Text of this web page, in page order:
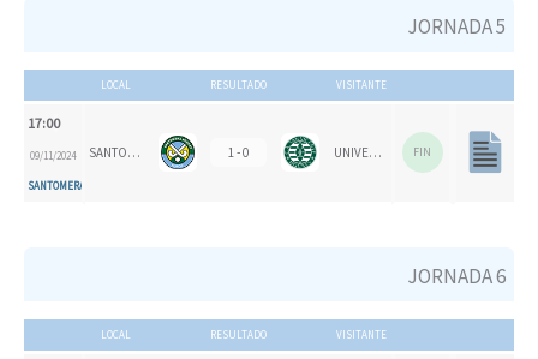
JORNADA 5
LOCAL RESULTADO VISITANTE
17:00
09/11/2024
SANTOMERA
SANTOMERA HC 1 - 0 UNIVERSITAT D'ALACANT - SAN VICENTE B FIN
JORNADA 6
LOCAL RESULTADO VISITANTE